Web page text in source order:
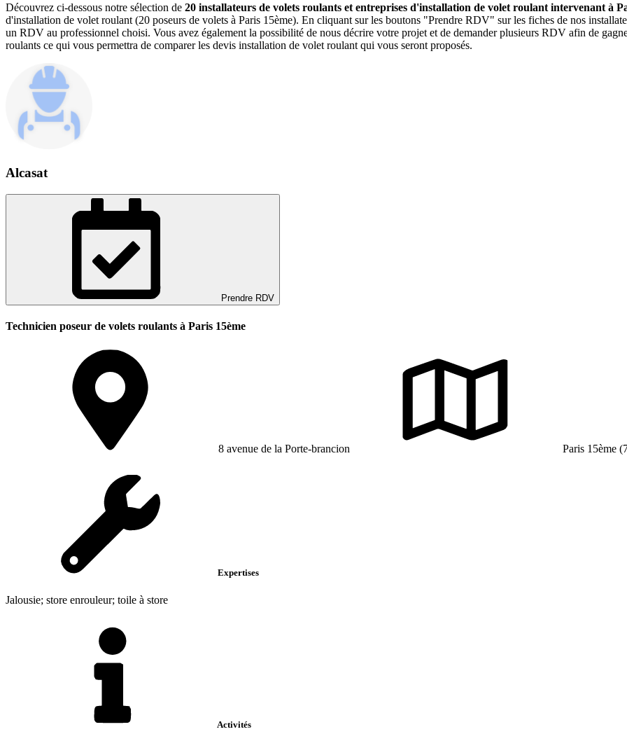
Découvrez ci-dessous notre sélection de 20 installateurs de volets roulants et entreprises d'installation de volet roulant intervenant à
d'installation de volet roulant (20 poseurs de volets à Paris 15ème). En cliquant sur les boutons "Prendre RDV" sur les fiches de nos
un RDV au professionnel choisi. Vous avez également la possibilité de nous décrire votre projet et de demander plusieurs RDV afin de
roulants ce qui vous permettra de comparer les devis installation de volet roulant qui vous seront proposés.
Alcasat
Prendre RDV
Technicien poseur de volets roulants à Paris 15ème
8 avenue de la Porte-brancion Paris 15ème
Expertises
Jalousie; store enrouleur; toile à store
Activités